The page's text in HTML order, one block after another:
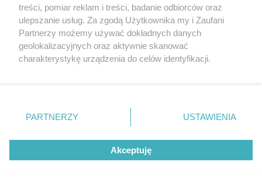
eksploatacji w jakiejkolwiek formie, włącznie z umieszczaniem w
Internecie bez pisemnej zgody właściciela praw. Jakiekolwiek użycie lub
wykorzystanie utworów w całości lub w części z naruszeniem prawa,
treści, pomiar reklam i treści, badanie odbiorców oraz
ulepszanie usług. Za zgodą Użytkownika my i Zaufani
Partnerzy możemy używać dokładnych danych
geolokalizacyjnych oraz aktywnie skanować
charakterystykę urządzenia do celów identyfikacji.
zmienić/wycofać klikając przycisk ustawień prywatności
znajdujący się w lewym dolnym rogu strony
rodzaje przetwarzania danych nie wymagają zgody
użytkownika, ale masz prawo sprzeciwić się takiemu
przetwarzaniu. Preferencje będą miały zastosowanie tylko
PARTNERZY USTAWIENIA
Akceptuję